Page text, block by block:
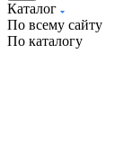
Каталог
По всему сайту
По каталогу